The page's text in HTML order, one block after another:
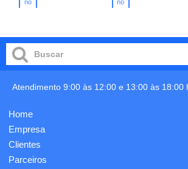
de trigo
e ABS.
ø11x142
Personalização
cor já
no
combina
resistência
leveza,
no
Atendimento 9:00 às 12:00 e 13:00 às 18:00
Home
Empresa
Clientes
Parceiros